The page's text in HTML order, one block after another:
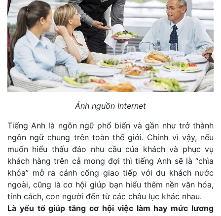
Ảnh nguồn Internet
Tiếng Anh là ngôn ngữ phổ biến và gần như trở thành
ngôn ngữ chung trên toàn thế giới. Chính vì vậy, nếu
muốn hiểu thấu đáo nhu cầu của khách và phục vụ
khách hàng trên cả mong đợi thì tiếng Anh sẽ là “chìa
khóa” mở ra cánh cổng giao tiếp với du khách nước
ngoài, cũng là cơ hội giúp bạn hiểu thêm nền văn hóa,
tính cách, con người đến từ các châu lục khác nhau.
Là yếu tố giúp tăng cơ hội việc làm hay mức lương